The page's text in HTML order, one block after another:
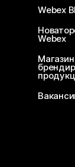
Webex
Webex
Магазин